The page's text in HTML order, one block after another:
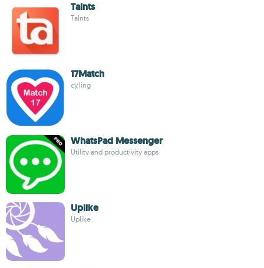
Talnts
Talnts
17Match
cy.ling
WhatsPad Messenger
Utility and productivity apps
Uplike
Uplike